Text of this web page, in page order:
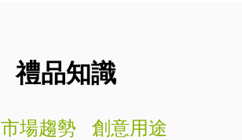
禮品知識
市場趨勢
創意用途